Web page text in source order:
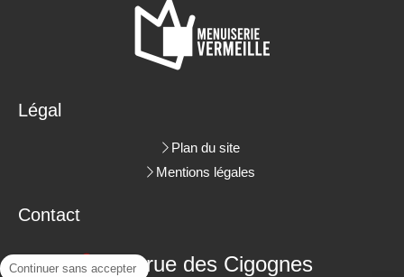
Légal
Plan du site
Mentions légales
Contact
3 rue des Cigognes
Continuer sans accepter